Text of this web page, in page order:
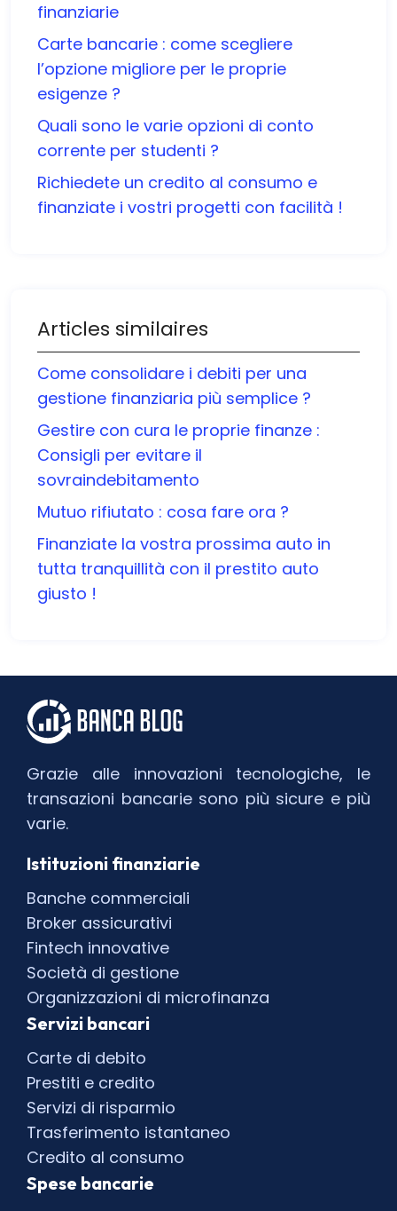
finanziarie
Carte bancarie : come scegliere
l’opzione migliore per le proprie
esigenze ?
Quali sono le varie opzioni di conto
corrente per studenti ?
Richiedete un credito al consumo e
finanziate i vostri progetti con facilità !
Articles similaires
Come consolidare i debiti per una
gestione finanziaria più semplice ?
Gestire con cura le proprie finanze :
Consigli per evitare il
sovraindebitamento
Mutuo rifiutato : cosa fare ora ?
Finanziate la vostra prossima auto in
tutta tranquillità con il prestito auto
giusto !
Grazie alle innovazioni tecnologiche, le
transazioni bancarie sono più sicure e più
varie.
Istituzioni finanziarie
Banche commerciali
Broker assicurativi
Fintech innovative
Società di gestione
Organizzazioni di microfinanza
Servizi bancari
Carte di debito
Prestiti e credito
Servizi di risparmio
Trasferimento istantaneo
Credito al consumo
Spese bancarie